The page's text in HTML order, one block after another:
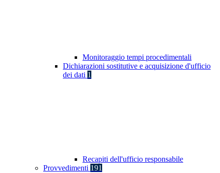
Monitoraggio tempi procedimentali
Dichiarazioni sostitutive e acquisizione d'ufficio
dei dati 1
Recapiti dell'ufficio responsabile
Provvedimenti 191